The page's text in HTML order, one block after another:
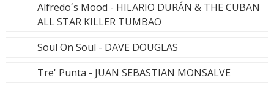
Alfredo´s Mood - HILARIO DURÁN & THE CUBAN
ALL STAR KILLER TUMBAO
Soul On Soul - DAVE DOUGLAS
Tre' Punta - JUAN SEBASTIAN MONSALVE